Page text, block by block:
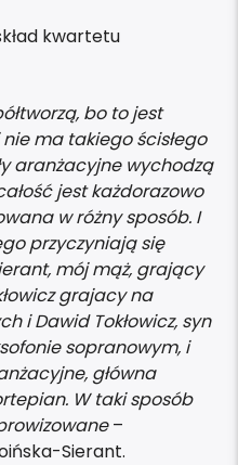
kwartetu
bo to jest
ma takiego ścisłego
aranżacyjne wychodzą
jest każdorazowo
w różny sposób. I
przyczyniają się
mój mąż, grający
grajacy na
i Dawid Tokłowicz, syn
sopranowym, i
główna
W taki sposób
–
Sierant.